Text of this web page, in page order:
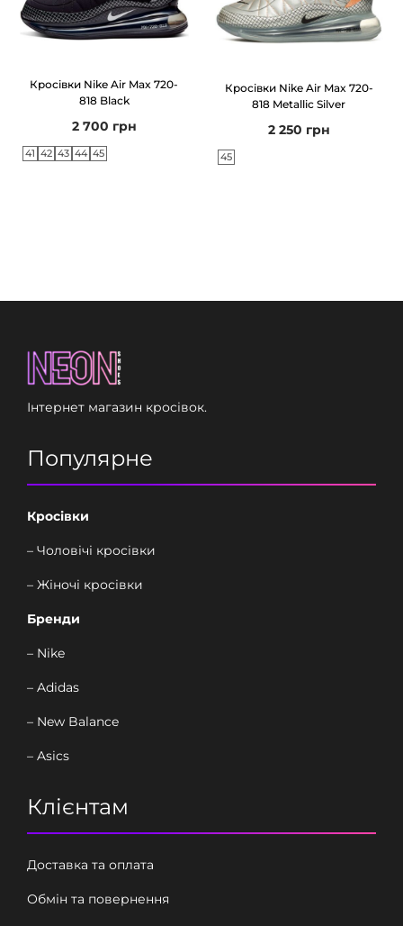
і
с
ь
Кросівки Nike Air Max 720-
818 Black
2 700 грн
41 42 43 44 45
Кросівки Nike Air Max 720-
818 Metallic Silver
2 250 грн
45
Інтернет магазин кросівок.
Популярне
Кросівки
– Чоловічі кросівки
– Жіночі кросівки
Бренди
– Nike
– Adidas
– New Balance
– Asics
Клієнтам
Доставка та оплата
Обмін та повернення